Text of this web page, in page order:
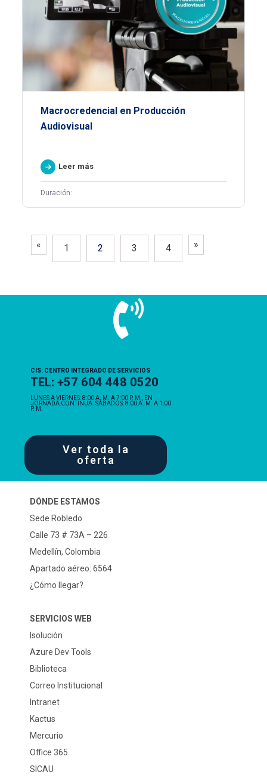
Macrocredencial en Producción
Audiovisual
Leer más
Duración:
« 1 2 3 4 »
CIS: CENTRO INTEGRADO DE SERVICIOS
TEL: +57 604 448 0520
LUNES A VIERNES: 8:00 A. M. A 7:00 P. M., EN
JORNADA CONTINUA. SÁBADOS: 8:00 A. M. A 1:00
P. M.
Ver toda la
oferta
DÓNDE ESTAMOS
Sede Robledo
Calle 73 # 73A – 226
Medellín, Colombia
Apartado aéreo: 6564
¿Cómo llegar?
SERVICIOS WEB
Isolución
Azure Dev Tools
Biblioteca
Correo Institucional
Intranet
Kactus
Mercurio
Office 365
SICAU